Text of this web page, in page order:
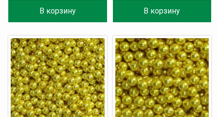
В корзину В корзину